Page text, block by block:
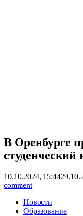
В Оренбурге
студенческий
10.10.2024, 15:44
comment
Новости
Образование